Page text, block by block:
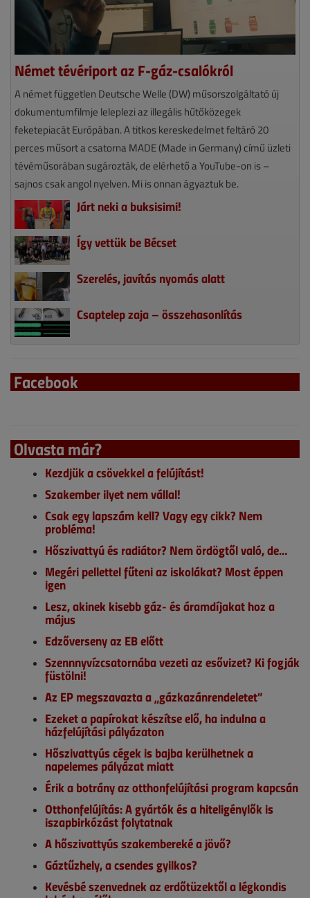
Német tévériport az F-gáz-csalókról
A német független Deutsche Welle (DW) műsorszolgáltató új
dokumentumfilmje leleplezi az illegális hűtőközegek
feketepiacát Európában. A titkos kereskedelmet feltáró 20
perces műsort a csatorna MADE (Made in Germany) című üzleti
tévéműsorában sugározták, de elérhető a YouTube-on is –
sajnos csak angol nyelven. Mi is onnan ágyaztuk be.
Járt neki a buksisimi!
Így vettük be Bécset
Szerelés, javítás nyomás alatt
Csaptelep zaja – összehasonlítás
Facebook
Olvasta már?
Kezdjük a csövekkel a felújítást!
Szakember ilyet nem vállal!
Csak egy lapszám kell? Vagy egy cikk? Nem
probléma!
Hőszivattyú és radiátor? Nem ördögtől való, de…
Megéri pellettel fűteni az iskolákat? Most éppen
igen
Lesz, akinek kisebb gáz- és áramdíjakat hoz a
május
Edzőverseny az EB előtt
Szennnyvízcsatornába vezeti az esővizet? Ki fogják
füstölni!
Az EP megszavazta a „gázkazánrendeletet”
Ezeket a papírokat készítse elő, ha indulna a
házfelújítási pályázaton
Hőszivattyús cégek is bajba kerülhetnek a
napelemes pályázat miatt
Érik a botrány az otthonfelújítási program kapcsán
Otthonfelújítás: A gyártók és a hiteligénylők is
iszapbirkózást folytatnak
A hőszivattyús szakembereké a jövő?
Gáztűzhely, a csendes gyilkos?
Kevésbé szenvednek az erdőtüzektől a légkondis